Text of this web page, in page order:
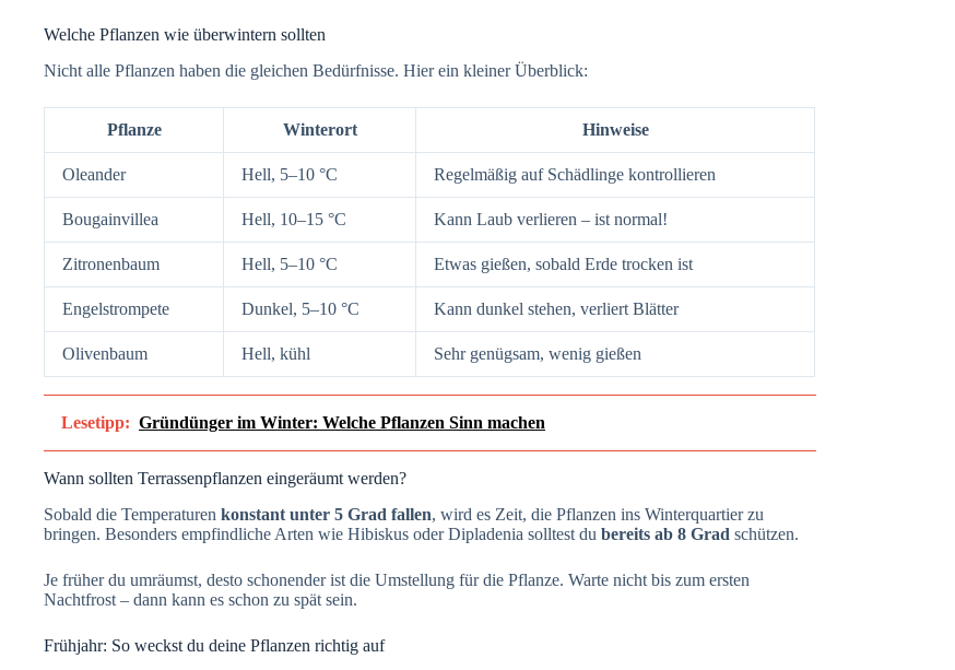
Welche Pflanzen wie überwintern sollten
Nicht alle Pflanzen haben die gleichen Bedürfnisse. Hier ein kleiner Überblick:
Pflanze Winterort Hinweise
Oleander Hell, 5–10 °C Regelmäßig auf Schädlinge kontrollieren
Bougainvillea Hell, 10–15 °C Kann Laub verlieren – ist normal!
Zitronenbaum Hell, 5–10 °C Etwas gießen, sobald Erde trocken ist
Engelstrompete Dunkel, 5–10 °C Kann dunkel stehen, verliert Blätter
Olivenbaum Hell, kühl Sehr genügsam, wenig gießen
Lesetipp: Gründünger im Winter: Welche Pflanzen Sinn machen
Wann sollten Terrassenpflanzen eingeräumt werden?
Sobald die Temperaturen konstant unter 5 Grad fallen, wird es Zeit, die Pflanzen ins Winterquartier zu
bringen. Besonders empfindliche Arten wie Hibiskus oder Dipladenia solltest du bereits ab 8 Grad schützen.
Je früher du umräumst, desto schonender ist die Umstellung für die Pflanze. Warte nicht bis zum ersten
Nachtfrost – dann kann es schon zu spät sein.
Frühjahr: So weckst du deine Pflanzen richtig auf